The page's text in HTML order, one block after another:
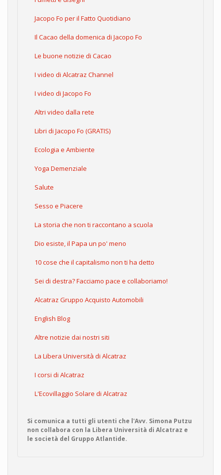
Jacopo Fo per il Fatto Quotidiano
Il Cacao della domenica di Jacopo Fo
Le buone notizie di Cacao
I video di Alcatraz Channel
I video di Jacopo Fo
Altri video dalla rete
Libri di Jacopo Fo (GRATIS)
Ecologia e Ambiente
Yoga Demenziale
Salute
Sesso e Piacere
La storia che non ti raccontano a scuola
Dio esiste, il Papa un po' meno
10 cose che il capitalismo non ti ha detto
Sei di destra? Facciamo pace e collaboriamo!
Alcatraz Gruppo Acquisto Automobili
English Blog
Altre notizie dai nostri siti
La Libera Università di Alcatraz
I corsi di Alcatraz
L'Ecovillaggio Solare di Alcatraz
Si comunica a tutti gli utenti che l'Avv. Simona Putzu
non collabora con la Libera Università di Alcatraz e
le società del Gruppo Atlantide.